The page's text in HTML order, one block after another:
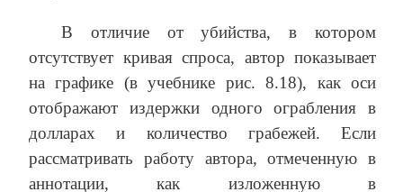
В отличие от убийства, в котором
отсутствует кривая спроса, автор показывает
на графике (в учебнике рис. 8.18), как оси
отображают издержки одного ограбления в
долларах и количество грабежей. Если
рассматривать работу автора, отмеченную в
аннотации, как изложенную в